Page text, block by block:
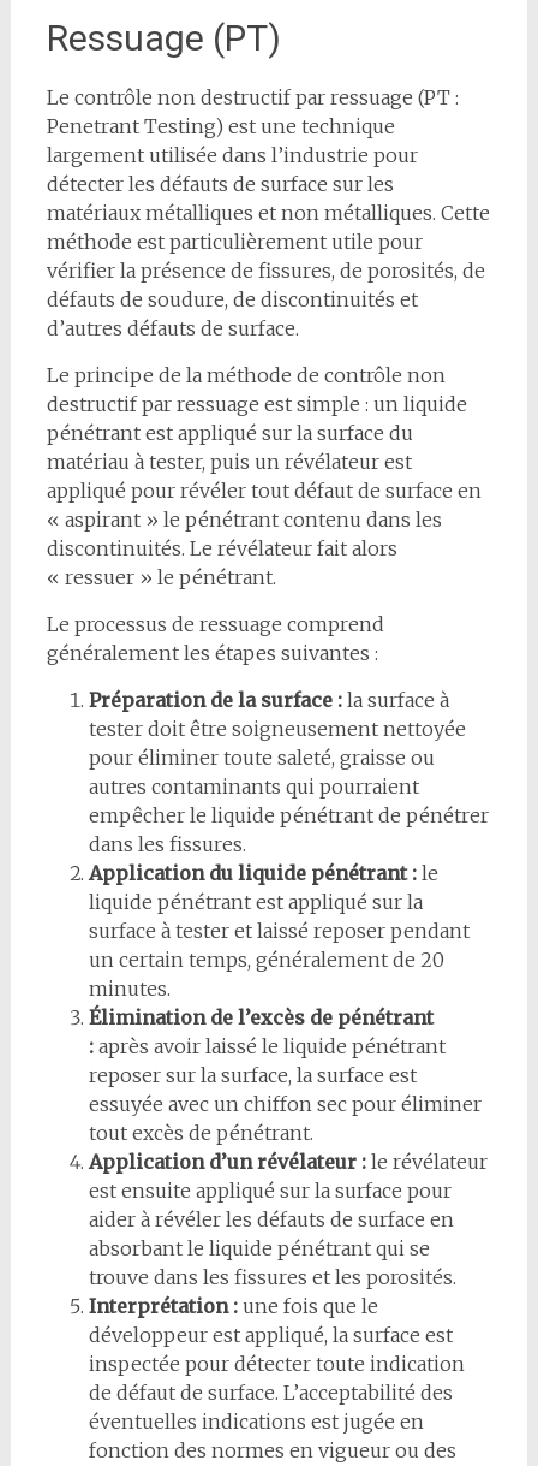
Ressuage (PT)
Le contrôle non destructif par ressuage (PT :
Penetrant Testing) est une technique
largement utilisée dans l’industrie pour
détecter les défauts de surface sur les
matériaux métalliques et non métalliques. Cette
méthode est particulièrement utile pour
vérifier la présence de fissures, de porosités, de
défauts de soudure, de discontinuités et
d’autres défauts de surface.
Le principe de la méthode de contrôle non
destructif par ressuage est simple : un liquide
pénétrant est appliqué sur la surface du
matériau à tester, puis un révélateur est
appliqué pour révéler tout défaut de surface en
« aspirant » le pénétrant contenu dans les
discontinuités. Le révélateur fait alors
« ressuer » le pénétrant.
Le processus de ressuage comprend
généralement les étapes suivantes :
Préparation de la surface :la surface à
tester doit être soigneusement nettoyée
pour éliminer toute saleté, graisse ou
autres contaminants qui pourraient
empêcher le liquide pénétrant de pénétrer
dans les fissures.
Application du liquide pénétrant :le
liquide pénétrant est appliqué sur la
surface à tester et laissé reposer pendant
un certain temps, généralement de 20
minutes.
Élimination de l’excès de pénétrant
:après avoir laissé le liquide pénétrant
reposer sur la surface, la surface est
essuyée avec un chiffon sec pour éliminer
tout excès de pénétrant.
Application d’un révélateur :le révélateur
est ensuite appliqué sur la surface pour
aider à révéler les défauts de surface en
absorbant le liquide pénétrant qui se
trouve dans les fissures et les porosités.
Interprétation :une fois que le
développeur est appliqué, la surface est
inspectée pour détecter toute indication
de défaut de surface. L’acceptabilité des
éventuelles indications est jugée en
fonction des normes en vigueur ou des